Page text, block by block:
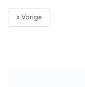
grootste
« Vorige